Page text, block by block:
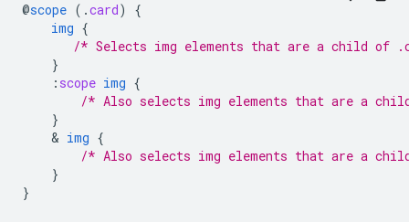
@scope ( .card)
{
img {
/* Selects img elements that are a child of
}
: scope img {
/* Also selects img elements that are a
}
    &
img {
/* Also selects img elements that are a
}
}